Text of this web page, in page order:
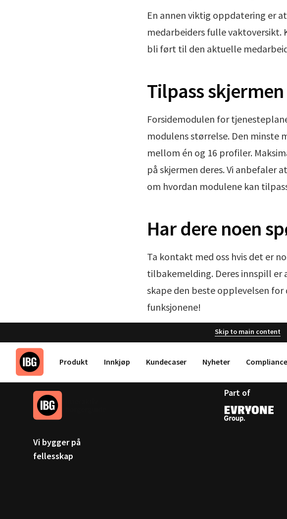
En annen viktig oppdatering er
medarbeiders fulle vaktoversikt.
bli ført til den aktuelle
Tilpass
Forsidemodulen for
modulens størrelse. Den minste
mellom én og 16 profiler.
på skjermen deres. Vi anbefaler
om hvordan modulene kan
Har dere noen
Ta kontakt med oss hvis det er
tilbakemelding. Deres innspill er
skape den beste opplevelsen for
funksjonene!
Skip to main content
Produkt Innkjøp Kundecaser Nyheter Compliance
Vi bygger på
fellesskap
Part of